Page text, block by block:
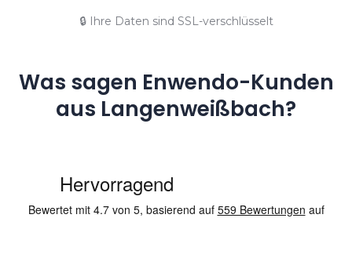
🔒 Ihre Daten sind SSL-verschlüsselt
Was sagen Enwendo-Kunden
aus Langenweißbach?